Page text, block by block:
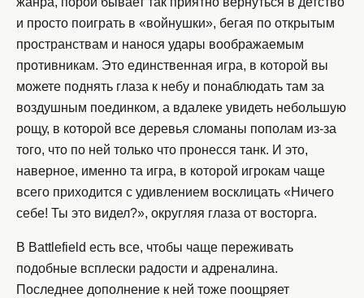
и просто поиграть в «войнушки», бегая по открытым
пространствам и нанося удары воображаемым
противникам. Это единственная игра, в которой вы
можете поднять глаза к небу и понаблюдать там за
воздушным поединком, а вдалеке увидеть небольшую
рощу, в которой все деревья сломаны пополам из-за
того, что по ней только что пронесся танк. И это,
наверное, именно та игра, в которой игрокам чаще
всего приходится с удивлением восклицать «Ничего
себе! Ты это видел?», округляя глаза от восторга.
В Battlefield есть все, чтобы чаще переживать
подобные всплески радости и адреналина.
Последнее дополнение к ней тоже поощряет